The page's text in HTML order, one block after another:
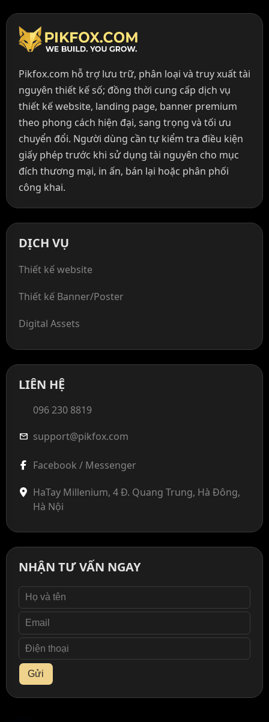
Pikfox.com hỗ trợ lưu trữ, phân loại và truy xuất tài
nguyên thiết kế số; đồng thời cung cấp dịch vụ
thiết kế website, landing page, banner premium
theo phong cách hiện đại, sang trọng và tối ưu
chuyển đổi. Người dùng cần tự kiểm tra điều kiện
giấy phép trước khi sử dụng tài nguyên cho mục
đích thương mại, in ấn, bán lại hoặc phân phối
công khai.
DỊCH VỤ
Thiết kế website
Thiết kế Banner/Poster
Digital Assets
LIÊN HỆ
096 230 8819
mail support@pikfox.com
Facebook / Messenger
HaTay Millenium, 4 Đ. Quang Trung, Hà Đông,
Hà Nội
NHẬN TƯ VẤN NGAY
Gửi